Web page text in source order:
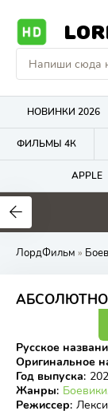
НОВИНКИ 2026
ФИЛЬМЫ 4К
APPLE
7.6
ЛордФильм »
Русское
Оригинальное
Год выпуска:
Жанры: Боевики
Режиссер: